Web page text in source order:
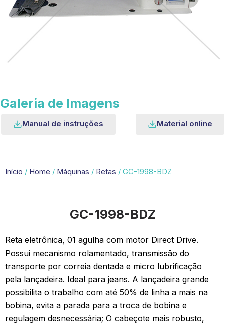
Galeria de Imagens
Manual de instruções Material online
Início / Home / Máquinas / Retas / GC-1998-BDZ
GC-1998-BDZ
Reta eletrônica, 01 agulha com motor Direct Drive.
Possui mecanismo rolamentado, transmissão do
transporte por correia dentada e micro lubrificação
pela lançadeira. Ideal para jeans. A lançadeira grande
possibilita o trabalho com até 50% de linha a mais na
bobina, evita a parada para a troca de bobina e
regulagem desnecessária; O cabeçote mais robusto,